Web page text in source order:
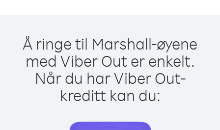
Å ringe til Marshall-øyene
med Viber Out er enkelt.
Når du har Viber Out-
kreditt kan du: